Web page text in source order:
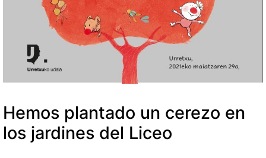
Hemos plantado un cerezo en
los jardines del Liceo